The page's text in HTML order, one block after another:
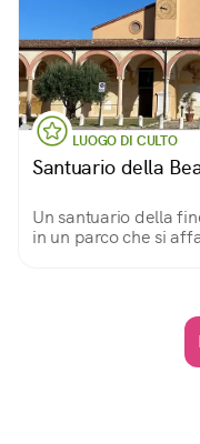
LUOGO DI CULTO
Santuario della
Un santuario della
in un parco che si